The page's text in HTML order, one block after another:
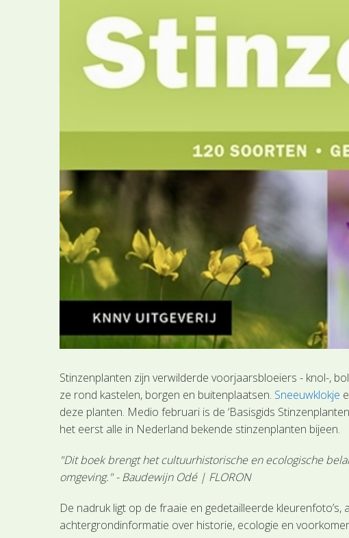
Stinzenplanten zijn verwilderde voorjaarsbloeiers - knol-,
ze rond kastelen, borgen en buitenplaatsen. Sneeuwklokje
deze planten. Medio februari is de ‘Basisgids
het eerst alle in Nederland bekende stinzenplanten bijeen.
"Dit boek brengt het cultuurhistorische en ecologische
omgeving." - Baudewijn Odé | FLORON
De nadruk ligt op de fraaie en gedetailleerde
achtergrondinformatie over historie, ecologie en